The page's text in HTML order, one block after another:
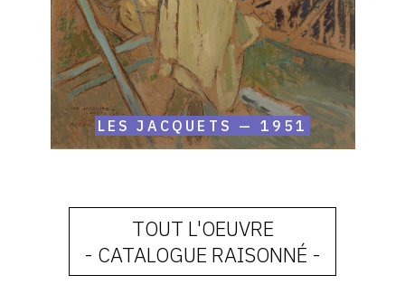
LES JACQUETS — 1951
TOUT L'OEUVRE
- CATALOGUE RAISONNÉ -